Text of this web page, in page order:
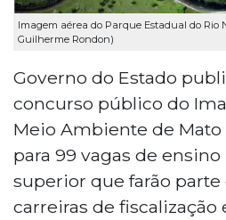
Imagem aérea do Parque Estadual do Rio
Guilherme Rondon)
Governo do Estado
concurso público do
Meio Ambiente de Mato
para 99 vagas de
superior que farão
carreiras de fiscalização